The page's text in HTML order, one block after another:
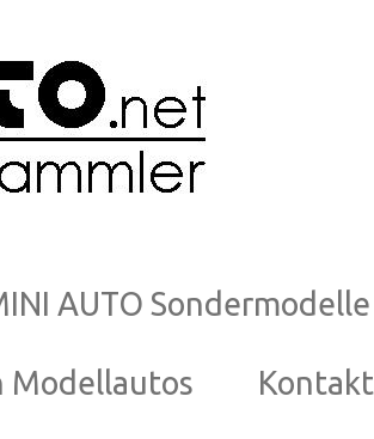
AUTO Sondermodelle
Modellautos Kontakt